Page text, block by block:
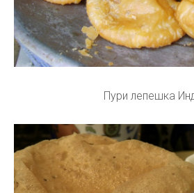
Пури лепешка